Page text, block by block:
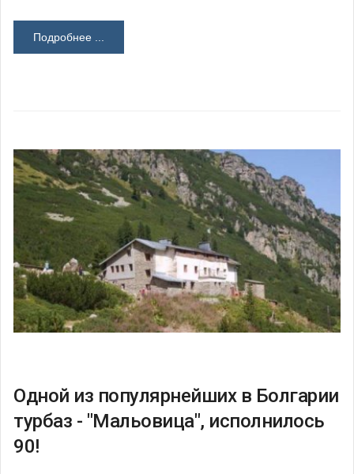
Подробнее ...
Одной из популярнейших в Болгарии
турбаз - "Мальовица", исполнилось
90!